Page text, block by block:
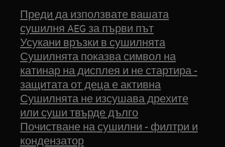
Преди да използвате вашата
сушилня AEG за първи път
Усукани връзки в сушилнята
Сушилнята показва символ на
катинар на дисплея и не стартира -
защитата от деца е активна
Сушилнята не изсушава дрехите
или суши твърде дълго
Почистване на сушилни - филтри и
кондензатор